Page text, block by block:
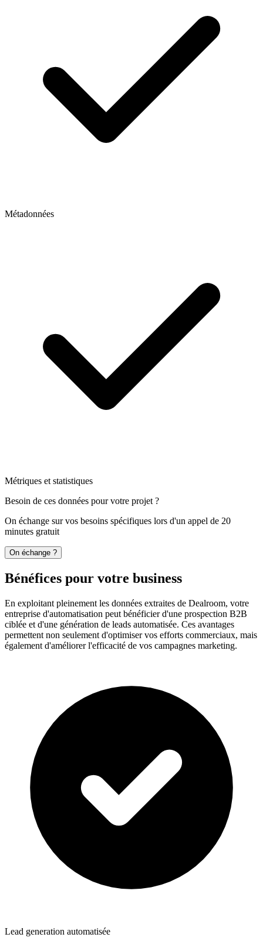
Métadonnées
Métriques et statistiques
Besoin de ces données pour votre projet ?
On échange sur vos besoins spécifiques lors d'un appel de 20
minutes gratuit
On échange ?
Bénéfices pour votre business
En exploitant pleinement les données extraites de Dealroom, votre
entreprise d'automatisation peut bénéficier d'une prospection B2B
ciblée et d'une génération de leads automatisée. Ces avantages
permettent non seulement d'optimiser vos efforts commerciaux, mais
également d'améliorer l'efficacité de vos campagnes marketing.
Lead generation automatisée